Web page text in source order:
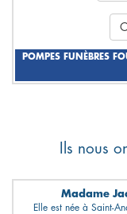
POMPES FUNÈBRES
Ils nous
Madame
Elle est née à Saint-